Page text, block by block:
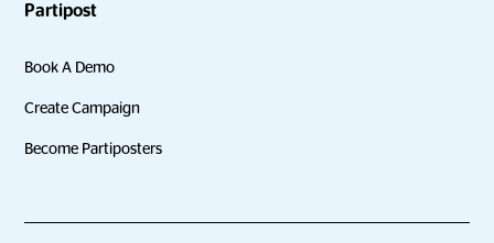
Partipost
Book A Demo
Create Campaign
Become Partiposters